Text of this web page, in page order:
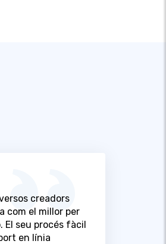
creadors
com el millor per
El seu procés fàcil
en línia